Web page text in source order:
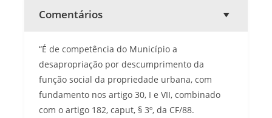
Comentários
“É de competência do Município a
desapropriação por descumprimento da
função social da propriedade urbana, com
fundamento nos artigo 30, I e VII, combinado
com o artigo 182, caput, § 3º, da CF/88.